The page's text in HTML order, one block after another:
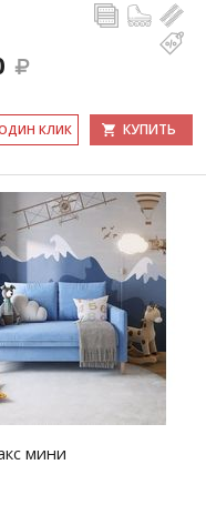
КЛИК КУПИТЬ
мини